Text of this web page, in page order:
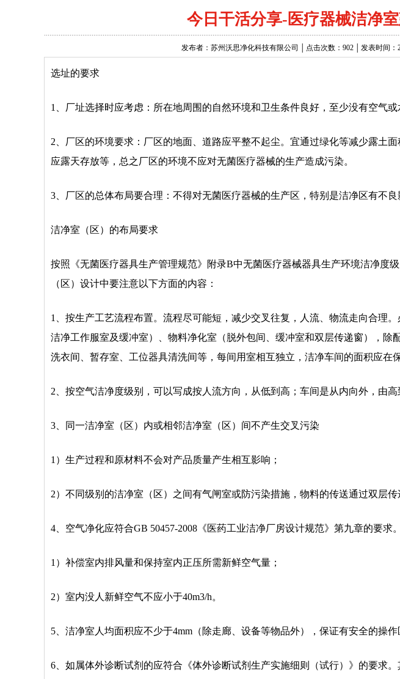
今日干活分享-医疗器械洁净
发布者：苏州沃思净化科技有限公司 │ 点击次数：902 │ 发表时间：
选址的要求
1、厂址选择时应考虑：所在地周围的自然环境和卫生条件良好，至少没有空气
2、厂区的环境要求：厂区的地面、道路应平整不起尘。宜通过绿化等减少露土
应露天存放等，总之厂区的环境不应对无菌医疗器械的生产造成污染。
3、厂区的总体布局要合理：不得对无菌医疗器械的生产区，特别是洁净区有不良
洁净室（区）的布局要求
按照《无菌医疗器具生产管理规范》附录B中无菌医疗器械器具生产环境洁净度
（区）设计中要注意以下方面的内容：
1、按生产工艺流程布置。流程尽可能短，减少交叉往复，人流、物流走向合理
洁净工作服室及缓冲室）、物料净化室（脱外包间、缓冲室和双层传递窗），除
洗衣间、暂存室、工位器具清洗间等，每间用室相互独立，洁净车间的面积应在
2、按空气洁净度级别，可以写成按人流方向，从低到高；车间是从内向外，由高
3、同一洁净室（区）内或相邻洁净室（区）间不产生交叉污染
1）生产过程和原材料不会对产品质量产生相互影响；
2）不同级别的洁净室（区）之间有气闸室或防污染措施，物料的传送通过双层传
4、空气净化应符合GB 50457-2008《医药工业洁净厂房设计规范》第九章的要求
1）补偿室内排风量和保持室内正压所需新鲜空气量；
2）室内没人新鲜空气不应小于40m3/h。
5、洁净室人均面积应不少于4mm（除走廊、设备等物品外），保证有安全的操作
6、如属体外诊断试剂的应符合《体外诊断试剂生产实施细则（试行）》的要求